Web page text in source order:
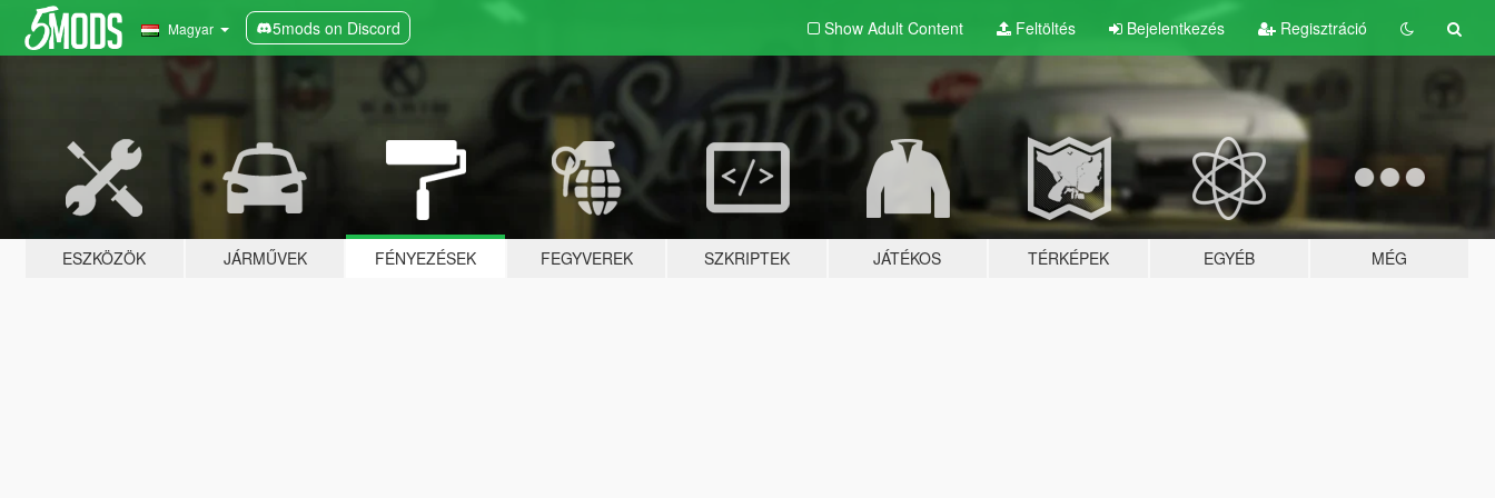
Magyar 5mods on Discord Show Adult Content Feltöltés Bejelentkezés Regisztráció
ESZKÖZÖK JÁRMŰVEK FÉNYEZÉSEK FEGYVEREK SZKRIPTEK JÁTÉKOS TÉRKÉPEK EGYÉB MÉG